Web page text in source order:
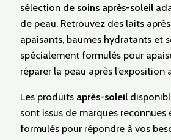
sélection de soins après-soleil
de peau. Retrouvez des laits
apaisants, baumes hydratants et
spécialement formulés pour
réparer la peau après l’exposition
Les produits après-soleil
sont issus de marques
formulés pour répondre à vos